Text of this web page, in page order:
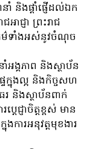
ាំ និងផ្តាំផ្ញើដល់ឯក
ាជ្ញា ព្រះរាជ
ធម៌ទាំងអស់នូវចំណុច
អង្គភាព និងស្ថាប័ន
ៃក្នុងល្អ និងកិច្ចសហ
ធរ និងស្ថាប័នពាក់
េជ្ញាចិត្តខ្ពស់ មាន
ការអនុវត្តមុខងារ